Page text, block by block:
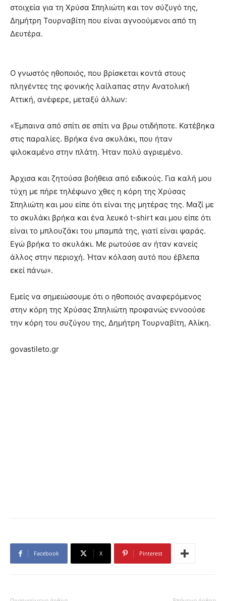
στοιχεία για τη Χρύσα Σπηλιώτη και τον σύζυγό της,
Δημήτρη Τουρναβίτη που είναι αγνοούμενοι από τη
Δευτέρα.
Ο γνωστός ηθοποιός, που βρίσκεται κοντά στους
πληγέντες της φονικής λαίλαπας στην Ανατολική
Αττική, ανέφερε, μεταξύ άλλων:
«Έμπαινα από σπίτι σε σπίτι να βρω οτιδήποτε. Κατέβηκα
στις παραλίες. Βρήκα ένα σκυλάκι, που ήταν
ψιλοκαμένο στην πλάτη. Ήταν πολύ αγριεμένο.
Άρχισα και ζητούσα βοήθεια από ειδικούς. Για καλή μου
τύχη με πήρε τηλέφωνο χθες η κόρη της Χρύσας
Σπηλιώτη και μου είπε ότι είναι της μητέρας της. Μαζί με
το σκυλάκι βρήκα και ένα λευκό t-shirt και μου είπε ότι
είναι το μπλουζάκι του μπαμπά της, γιατί είναι ψαράς.
Εγώ βρήκα το σκυλάκι. Με ρωτούσε αν ήταν κανείς
άλλος στην περιοχή. Ήταν κόλαση αυτό που έβλεπα
εκεί πάνω».
Εμείς να σημειώσουμε ότι ο ηθοποιός αναφερόμενος
στην κόρη της Χρύσας Σπηλιώτη προφανώς εννοούσε
την κόρη του συζύγου της, Δημήτρη Τουρναβίτη, Αλίκη.
govastileto.gr
Facebook X Pinterest